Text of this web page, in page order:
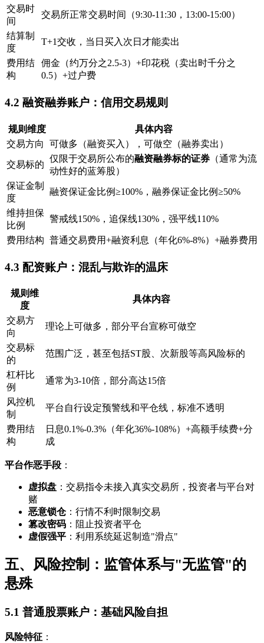
交易时
间
交易所正常交易时间（9:30-11:30，13:00-15:00）
结算制
度
T+1交收，当日买入次日才能卖出
费用结
构
佣金（约万分之2.5-3）+印花税（卖出时千分之
0.5）+过户费
4.2 融资融券账户：信用交易规则
规则维度
具体内容
交易方向
可做多（融资买入），可做空（融券卖出）
交易标的
仅限于交易所公布的融资融券标的证券 （通常为流
动性好的蓝筹股）
保证金制
度
融资保证金比例≥100%，融券保证金比例≥50%
维持担保
比例
警戒线150%，追保线130%，强平线110%
费用结构 普通交易费用+融资利息（年化6%-8%）+融券费用
4.3 配资账户：混乱与欺诈的温床
规则维
度
具体内容
交易方
向
理论上可做多，部分平台宣称可做空
交易标
的
范围广泛，甚至包括ST股、次新股等高风险标的
杠杆比
例
通常为3-10倍，部分高达15倍
风控机
制
平台自行设定预警线和平仓线，标准不透明
费用结
构
日息0.1%-0.3%（年化36%-108%）+高额手续费+分
成
平台作恶手段 ：
虚拟盘 ：交易指令未接入真实交易所，投资者与平台对
赌
恶意锁仓：行情不利时限制交易
篡改密码 ：阻止投资者平仓
虚假强平 ：利用系统延迟制造"滑点"
五、风险控制：监管体系与"无监管"的
悬殊
5.1 普通股票账户：基础风险自担
风险特征 ：